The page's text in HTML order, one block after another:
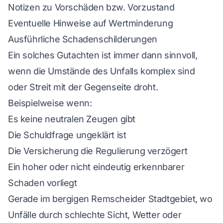
Notizen zu Vorschäden bzw. Vorzustand
Eventuelle Hinweise auf Wertminderung
Ausführliche Schadenschilderungen
Ein solches Gutachten ist immer dann sinnvoll,
wenn die Umstände des Unfalls komplex sind
oder Streit mit der Gegenseite droht.
Beispielweise wenn:
Es keine neutralen Zeugen gibt
Die Schuldfrage ungeklärt ist
Die Versicherung die Regulierung verzögert
Ein hoher oder nicht eindeutig erkennbarer
Schaden vorliegt
Gerade im bergigen Remscheider Stadtgebiet, wo
Unfälle durch schlechte Sicht, Wetter oder